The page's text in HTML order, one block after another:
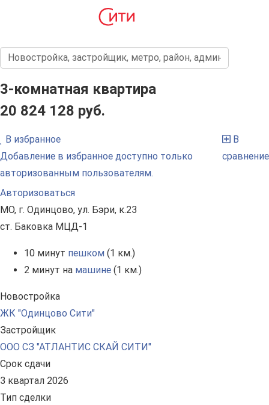
3-комнатная квартира
20 824 128 руб.
В избранное
Добавление в избранное доступно только
авторизованным пользователям.
Авторизоваться
В
сравнение
МО, г. Одинцово, ул. Бэри, к.23
ст. Баковка МЦД-1
10 минут пешком (1 км.)
2 минут на машине (1 км.)
Новостройка
ЖК "Одинцово Сити"
Застройщик
ООО СЗ "АТЛАНТИС СКАЙ СИТИ"
Срок сдачи
3 квартал 2026
Тип сделки